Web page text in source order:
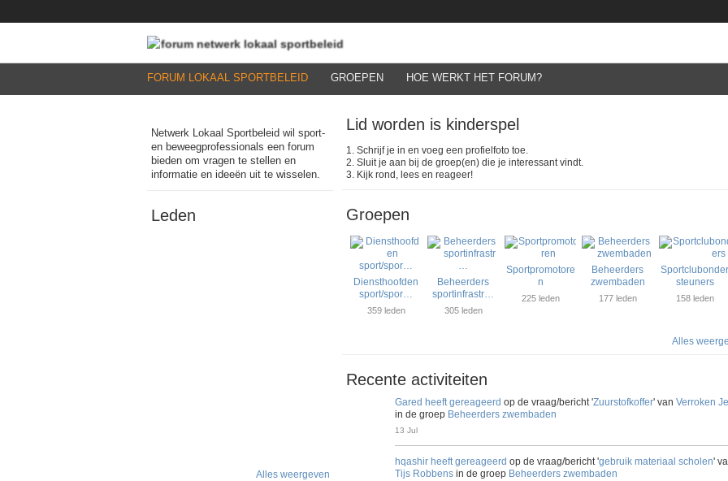
FORUM LOKAAL SPORTBELEID GROEPEN HOE WERKT HET FORUM?
Netwerk Lokaal Sportbeleid wil sport-
en beweegprofessionals een forum
bieden om vragen te stellen en
informatie en ideeën uit te wisselen.
Leden
Alles weergeven
Lid worden is kinderspel
1. Schrijf je in en voeg een profielfoto toe.
2. Sluit je aan bij de groep(en) die je interessant vindt.
3. Kijk rond, lees en reageer!
Groepen
Diensthoofden
sport/spor…
359 leden
Beheerders
sportinfrastr…
305 leden
Sportpromotore
n
225 leden
Beheerders
zwembaden
177 leden
Sportclubonder
steuners
158 leden
Alles
Recente activiteiten
Gared heeft gereageerd op de vraag/bericht 'Zuurstofkoffer' van Verroken
in de groep Beheerders zwembaden
13 Jul
hqashir heeft gereageerd op de vraag/bericht 'gebruik materiaal scholen'
Tijs Robbens in de groep Beheerders zwembaden